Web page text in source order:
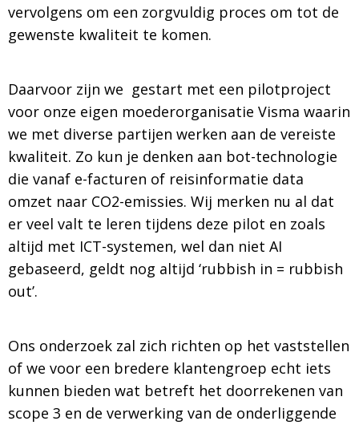
vervolgens om een zorgvuldig proces om tot de
gewenste kwaliteit te komen.
Daarvoor zijn we gestart met een pilotproject
voor onze eigen moederorganisatie Visma waarin
we met diverse partijen werken aan de vereiste
kwaliteit. Zo kun je denken aan bot-technologie
die vanaf e-facturen of reisinformatie data
omzet naar CO2-emissies. Wij merken nu al dat
er veel valt te leren tijdens deze pilot en zoals
altijd met ICT-systemen, wel dan niet AI
gebaseerd, geldt nog altijd ‘rubbish in = rubbish
out’.
Ons onderzoek zal zich richten op het vaststellen
of we voor een bredere klantengroep echt iets
kunnen bieden wat betreft het doorrekenen van
scope 3 en de verwerking van de onderliggende